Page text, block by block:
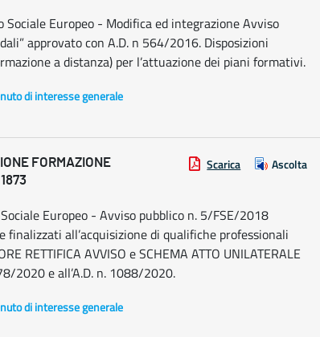
Sociale Europeo - Modifica ed integrazione Avviso
approvato con A.D. n 564/2016. Disposizioni
a distanza) per l’attuazione dei piani formativi.
di interesse generale
FORMAZIONE
Scarica Ascolta
Europeo - Avviso pubblico n. 5/FSE/2018
finalizzati all’acquisizione di qualifiche professionali
RETTIFICA AVVISO e SCHEMA ATTO UNILATERALE
2020 e all’A.D. n. 1088/2020.
di interesse generale